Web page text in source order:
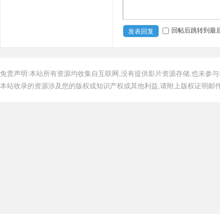
发表回复 回帖后跳转到最
免责声明:本站所有资源均收集自互联网,没有提供影片资源存储,也未参
本站收录的资源涉及您的版权或知识产权或其他利益,请附上版权证明